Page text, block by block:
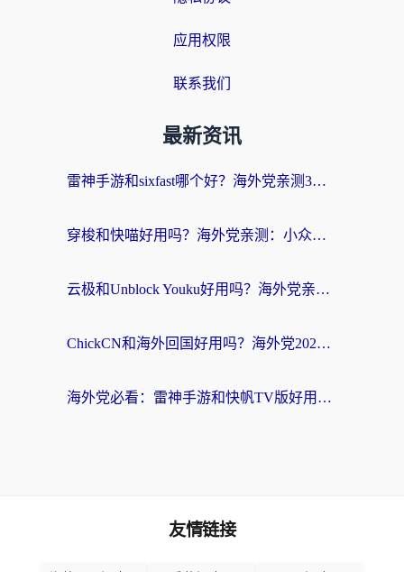
应用权限
联系我们
最新资讯
雷神手游和sixfast哪个好？海外党亲测3款回国加速器，教你选对不踩坑
穿梭和快喵好用吗？海外党亲测：小众加速器对比+番茄加速器深度体验
云极和Unblock Youku好用吗？海外党亲测+2026回国加速器避坑指南
ChickCN和海外回国好用吗？海外党2026亲测：从手游到影音，选对加速器的3个关键
海外党必看：雷神手游和快帆TV版好用吗？3步选对回国加速器不踩坑
友情链接